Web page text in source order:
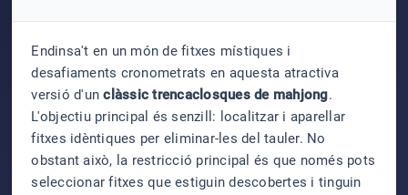
Endinsa't en un món de fitxes místiques i
desafiaments cronometrats en aquesta atractiva
versió d'unclàssic trencaclosques de mahjong.
L'objectiu principal és senzill: localitzar i aparellar
fitxes idèntiques per eliminar-les del tauler. No
obstant això, la restricció principal és que només pots
seleccionar fitxes que estiguin descobertes i tinguin